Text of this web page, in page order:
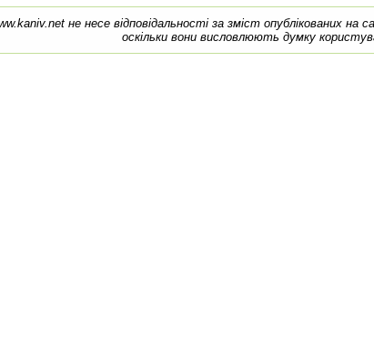
не несе відповідальності за зміст опублікованих на
оскільки вони висловлюють думку